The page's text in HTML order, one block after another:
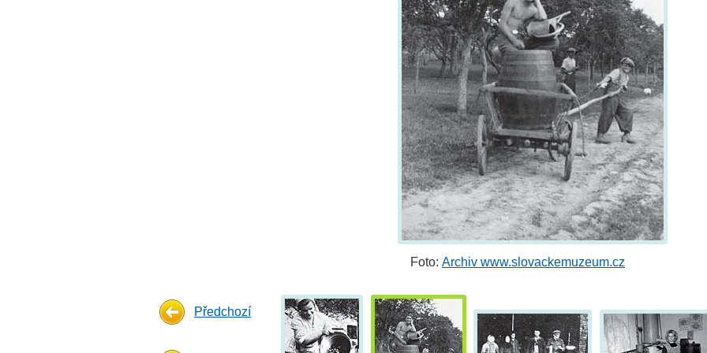
Foto: Archiv www.slovackemuzeum.cz
Předchozí